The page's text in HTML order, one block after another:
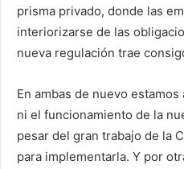
prisma privado, donde las
interiorizarse de las
nueva regulación trae
En ambas de nuevo
ni el funcionamiento de la
pesar del gran trabajo de la
para implementarla. Y por